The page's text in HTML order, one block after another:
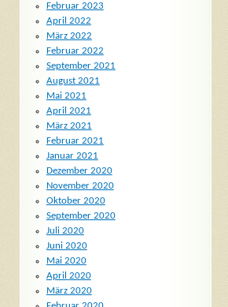
Februar 2023
April 2022
März 2022
Februar 2022
September 2021
August 2021
Mai 2021
April 2021
März 2021
Februar 2021
Januar 2021
Dezember 2020
November 2020
Oktober 2020
September 2020
Juli 2020
Juni 2020
Mai 2020
April 2020
März 2020